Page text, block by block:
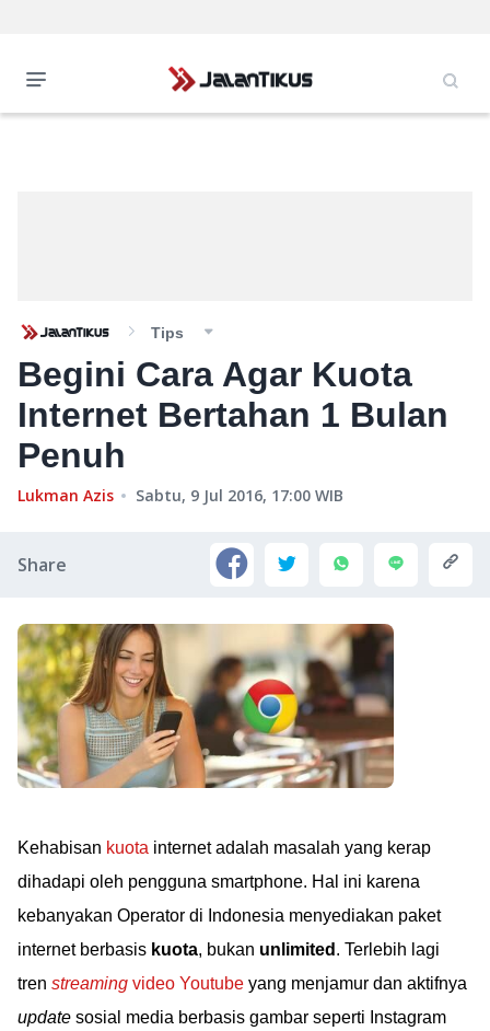
Tips
Begini Cara Agar Kuota
Internet Bertahan 1 Bulan
Penuh
Lukman Azis Sabtu, 9 Jul 2016, 17:00 WIB
Share
Kehabisan kuota internet adalah masalah yang kerap
dihadapi oleh pengguna smartphone. Hal ini karena
kebanyakan Operator di Indonesia menyediakan paket
internet berbasis kuota, bukan unlimited . Terlebih lagi
tren streaming video Youtube yang menjamur dan aktifnya
update sosial media berbasis gambar seperti Instagram